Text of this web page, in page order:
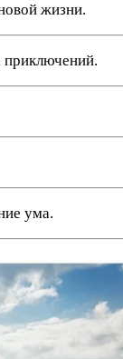
жизни.
приключений.
ума.